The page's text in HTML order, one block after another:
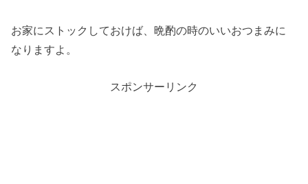
お家にストックしておけば、晩酌の時のいいおつまみに
なりますよ。
スポンサーリンク